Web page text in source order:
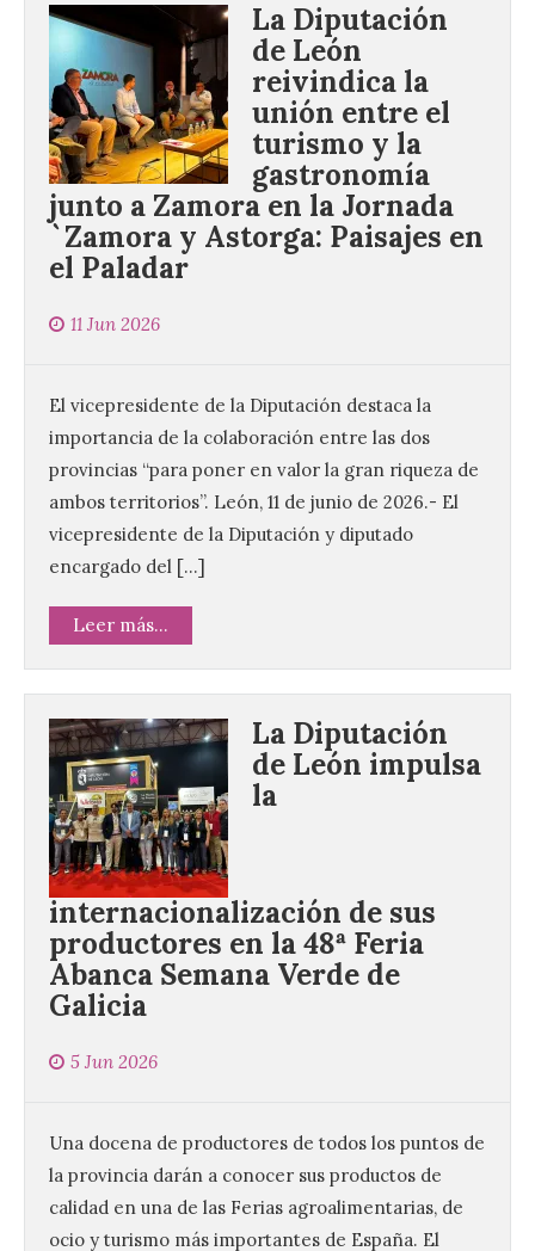
La Diputación
de León
reivindica la
unión entre el
turismo y la
gastronomía
junto a Zamora en la Jornada
`Zamora y Astorga: Paisajes en
el Paladar
11 Jun 2026
El vicepresidente de la Diputación destaca la
importancia de la colaboración entre las dos
provincias “para poner en valor la gran riqueza de
ambos territorios”. León, 11 de junio de 2026.- El
vicepresidente de la Diputación y diputado
encargado del […]
Leer más...
La Diputación
de León impulsa
la
internacionalización de sus
productores en la 48ª Feria
Abanca Semana Verde de
Galicia
5 Jun 2026
Una docena de productores de todos los puntos de
la provincia darán a conocer sus productos de
calidad en una de las Ferias agroalimentarias, de
ocio y turismo más importantes de España. El